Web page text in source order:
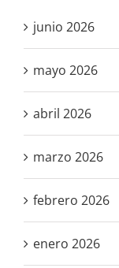
junio 2026
mayo 2026
abril 2026
marzo 2026
febrero 2026
enero 2026